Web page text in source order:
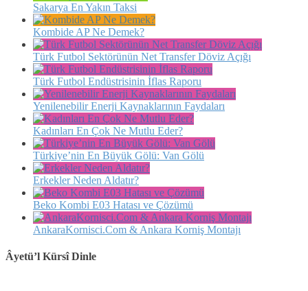
Sakarya En Yakın Taksi
Kombide AP Ne Demek?
Türk Futbol Sektörünün Net Transfer Döviz Açığı
Türk Futbol Endüstrisinin İflas Raporu
Yenilenebilir Enerji Kaynaklarının Faydaları
Kadınları En Çok Ne Mutlu Eder?
Türkiye’nin En Büyük Gölü: Van Gölü
Erkekler Neden Aldatır?
Beko Kombi E03 Hatası ve Çözümü
AnkaraKornisci.Com & Ankara Korniş Montajı
Âyetü’l Kürsî Dinle